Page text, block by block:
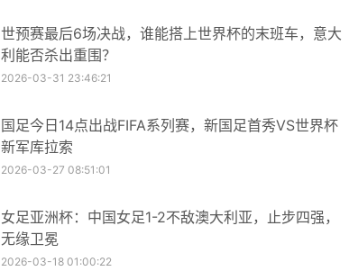
世预赛最后6场决战，谁能搭上世界杯的末班车，意大
利能否杀出重围？
2026-03-31 23:46:21
国足今日14点出战FIFA系列赛，新国足首秀VS世界杯
新军库拉索
2026-03-27 08:51:01
女足亚洲杯：中国女足1-2不敌澳大利亚，止步四强，
无缘卫冕
2026-03-18 01:00:22